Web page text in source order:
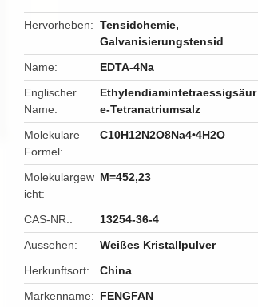
Hervorheben Tensidchemie,
Galvanisierungstensid
Name
EDTA-4Na
Englischer
Name
Ethylendiamintetraessigsäur
e-Tetranatriumsalz
Molekulare
Formel
C10H12N2O8Na4•4H2O
Molekulargew
icht
M=452,23
CAS-NR.
13254-36-4
Aussehen
Weißes Kristallpulver
Herkunftsort
China
Markenname
FENGFAN